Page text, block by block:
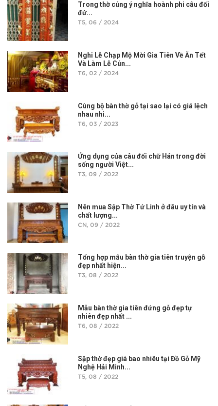
Trong thờ cúng ý nghĩa hoành phi câu đối
đứ...
T5, 06 / 2024
Nghi Lễ Chạp Mộ Mời Gia Tiên Về Ăn Tết
Và Làm Lễ Cún...
T6, 02 / 2024
Cùng bộ bàn thờ gỗ tại sao lại có giá lệch
nhau nhi...
T6, 03 / 2023
Ứng dụng của câu đối chữ Hán trong đời
sống người Việt...
T3, 09 / 2022
Nên mua Sập Thờ Tứ Linh ở đâu uy tín và
chất lượng...
CN, 09 / 2022
Tổng hợp mẫu bàn thờ gia tiên truyện gỗ
đẹp nhất hiện...
T3, 08 / 2022
Mẫu bàn thờ gia tiên đứng gỗ đẹp tự
nhiên đẹp nhất ...
T6, 08 / 2022
Sập thờ đẹp giá bao nhiêu tại Đồ Gỗ Mỹ
Nghệ Hải Minh...
T5, 08 / 2022